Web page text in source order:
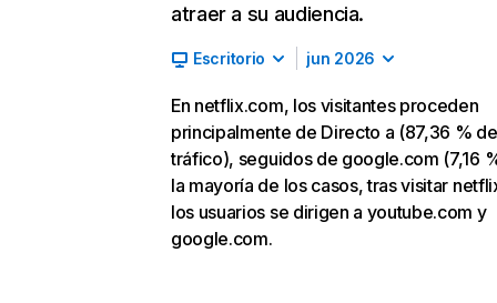
atraer a su audiencia.
Escritorio jun 2026
En netflix.com, los visitantes proceden
principalmente de Directo a (87,36 % de
tráfico), seguidos de google.com (7,16
la mayoría de los casos, tras visitar
los usuarios se dirigen a youtube.com y
google.com.